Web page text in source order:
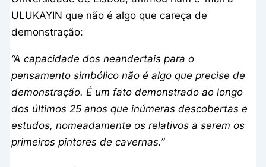
ULUKAYIN que não é algo que careça de
demonstração:
“A capacidade dos neandertais para o
pensamento simbólico não é algo que precise de
demonstração. É um fato demonstrado ao longo
dos últimos 25 anos que inúmeras descobertas e
estudos, nomeadamente os relativos a serem os
primeiros pintores de cavernas.”